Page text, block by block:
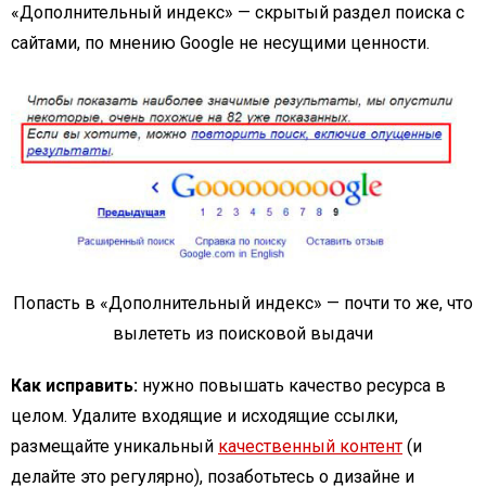
«Дополнительный индекс» — скрытый раздел поиска с
сайтами, по мнению Google не несущими ценности.
Попасть в «Дополнительный индекс» — почти то же, что
вылететь из поисковой выдачи
Как исправить: нужно повышать качество ресурса в
целом. Удалите входящие и исходящие ссылки,
размещайте уникальный качественный контент (и
делайте это регулярно), позаботьтесь о дизайне и